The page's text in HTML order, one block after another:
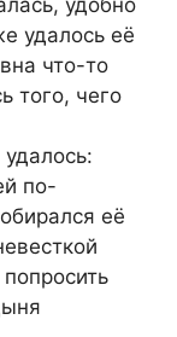
удобно
удалось её
что-то
того, чего
по-
её